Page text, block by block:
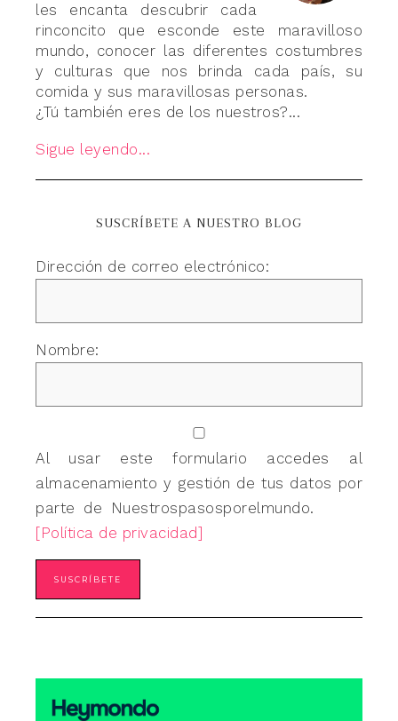
les encanta descubrir cada
rinconcito que esconde este maravilloso
mundo, conocer las diferentes costumbres
y culturas que nos brinda cada país, su
comida y sus maravillosas personas.
¿Tú también eres de los nuestros?...
Sigue leyendo...
SUSCRÍBETE A NUESTRO BLOG
Dirección de correo electrónico:
Nombre:
Al usar este formulario accedes al
almacenamiento y gestión de tus datos por
parte de Nuestrospasosporelmundo.
[Política de privacidad]